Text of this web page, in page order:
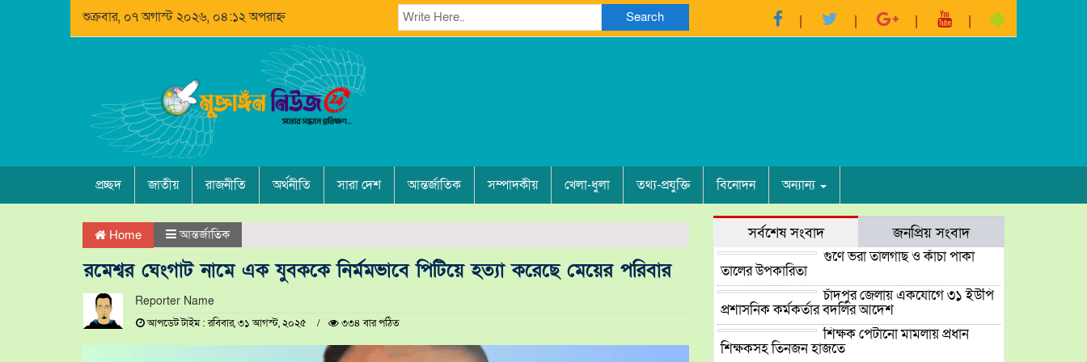
শুক্রবার, ০৭ অগাস্ট ২০২৬, ০৪:১২ অপরাহ্ন Search
প্রচ্ছদ জাতীয় রাজনীতি অর্থনীতি সারা দেশ আন্তর্জাতিক সম্পাদকীয় খেলা-ধুলা তথ্য-প্রযুক্তি বিনোদন অন্যান্য
Home আন্তর্জাতিক
রমেশ্বর ঘেংগাট নামে এক যুবককে নির্মমভাবে পিটিয়ে হত্যা করেছে মেয়ের পরিবার
Reporter Name
আপডেট টাইম : রবিবার, ৩১ আগস্ট, ২০২৫ ৩৩৪ বার পঠিত
সর্বশেষ সংবাদ জনপ্রিয় সংবাদ
গুণে ভরা তালগাছ ও কাঁচা পাকা
তালের উপকারিতা
চাঁদপুর জেলায় একযোগে ৩১ ইউপি
প্রশাসনিক কর্মকর্তার বদলির আদেশ
শিক্ষক পেটানো মামলায় প্রধান
শিক্ষকসহ তিনজন হাজতে